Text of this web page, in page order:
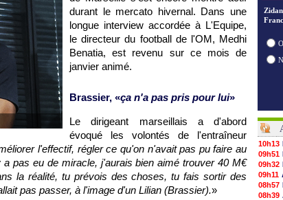
durant le mercato hivernal. Dans une
longue interview accordée à L'Equipe,
le directeur du football de l'OM, Medhi
Benatia, est revenu sur ce mois de
janvier animé.
Brassier, «ça n'a pas pris pour lui»
Le dirigeant marseillais a d'abord
évoqué les volontés de l'entraîneur
l'effectif, régler ce qu'on n'avait pas pu faire au
pas eu de miracle, j'aurais bien aimé trouver 40 M€
la réalité, tu prévois des choses, tu fais sortir des
pas passer, à l'image d'un Lilian (Brassier).»
10h13
09h51
09h32
09h11
08h57
08h39